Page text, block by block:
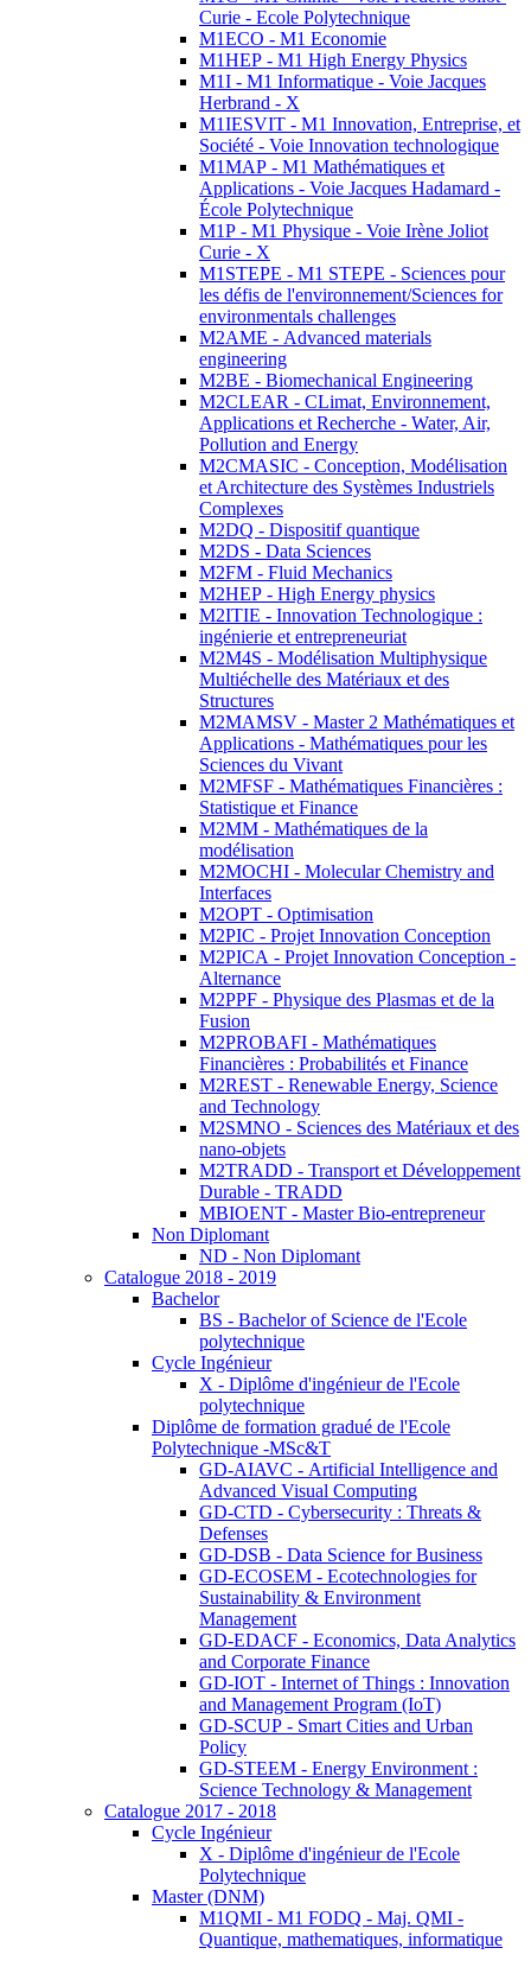
Curie - Ecole Polytechnique
M1ECO - M1 Economie
M1HEP - M1 High Energy Physics
M1I - M1 Informatique - Voie Jacques
Herbrand - X
M1IESVIT - M1 Innovation, Entreprise, et
Société - Voie Innovation technologique
M1MAP - M1 Mathématiques et
Applications - Voie Jacques Hadamard -
École Polytechnique
M1P - M1 Physique - Voie Irène Joliot
Curie - X
M1STEPE - M1 STEPE - Sciences pour
les défis de l'environnement/Sciences for
environmentals challenges
M2AME - Advanced materials
engineering
M2BE - Biomechanical Engineering
M2CLEAR - CLimat, Environnement,
Applications et Recherche - Water, Air,
Pollution and Energy
M2CMASIC - Conception, Modélisation
et Architecture des Systèmes Industriels
Complexes
M2DQ - Dispositif quantique
M2DS - Data Sciences
M2FM - Fluid Mechanics
M2HEP - High Energy physics
M2ITIE - Innovation Technologique :
ingénierie et entrepreneuriat
M2M4S - Modélisation Multiphysique
Multiéchelle des Matériaux et des
Structures
M2MAMSV - Master 2 Mathématiques et
Applications - Mathématiques pour les
Sciences du Vivant
M2MFSF - Mathématiques Financières :
Statistique et Finance
M2MM - Mathématiques de la
modélisation
M2MOCHI - Molecular Chemistry and
Interfaces
M2OPT - Optimisation
M2PIC - Projet Innovation Conception
M2PICA - Projet Innovation Conception -
Alternance
M2PPF - Physique des Plasmas et de la
Fusion
M2PROBAFI - Mathématiques
Financières : Probabilités et Finance
M2REST - Renewable Energy, Science
and Technology
M2SMNO - Sciences des Matériaux et des
nano-objets
M2TRADD - Transport et Développement
Durable - TRADD
MBIOENT - Master Bio-entrepreneur
Non Diplomant
ND - Non Diplomant
Catalogue 2018 - 2019
Bachelor
BS - Bachelor of Science de l'Ecole
polytechnique
Cycle Ingénieur
X - Diplôme d'ingénieur de l'Ecole
polytechnique
Diplôme de formation gradué de l'Ecole
Polytechnique -MSc&T
GD-AIAVC - Artificial Intelligence and
Advanced Visual Computing
GD-CTD - Cybersecurity : Threats &
Defenses
GD-DSB - Data Science for Business
GD-ECOSEM - Ecotechnologies for
Sustainability & Environment
Management
GD-EDACF - Economics, Data Analytics
and Corporate Finance
GD-IOT - Internet of Things : Innovation
and Management Program (IoT)
GD-SCUP - Smart Cities and Urban
Policy
GD-STEEM - Energy Environment :
Science Technology & Management
Catalogue 2017 - 2018
Cycle Ingénieur
X - Diplôme d'ingénieur de l'Ecole
Polytechnique
Master (DNM)
M1QMI - M1 FODQ - Maj. QMI -
Quantique, mathematiques, informatique